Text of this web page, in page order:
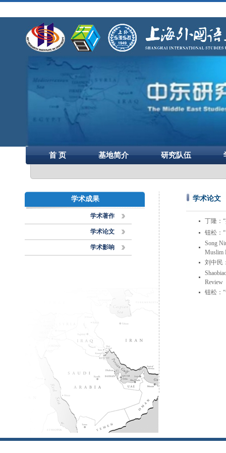
首 页 基地简介 研究队伍
学术成果
学术著作
学术论文
学术影响
学术论文
丁隆：
钮松：
Song
Muslim
刘中民
Review
钮松：